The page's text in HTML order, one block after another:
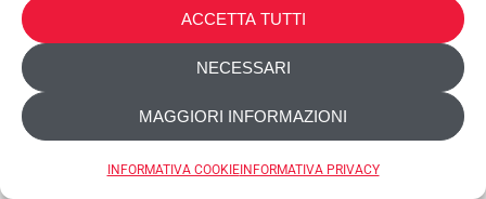
ACCETTA TUTTI
NECESSARI
MAGGIORI INFORMAZIONI
INFORMATIVA COOKIEINFORMATIVA PRIVACY